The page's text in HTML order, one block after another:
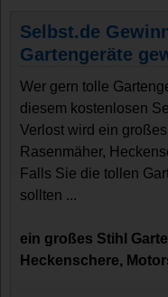
Selbst.de
Gartengeräte
Wer gern tolle
diesem kostenlosen
Verlost wird ein
Rasenmäher,
Falls Sie die tollen
sollten ...
ein großes Stihl
Heckenschere,